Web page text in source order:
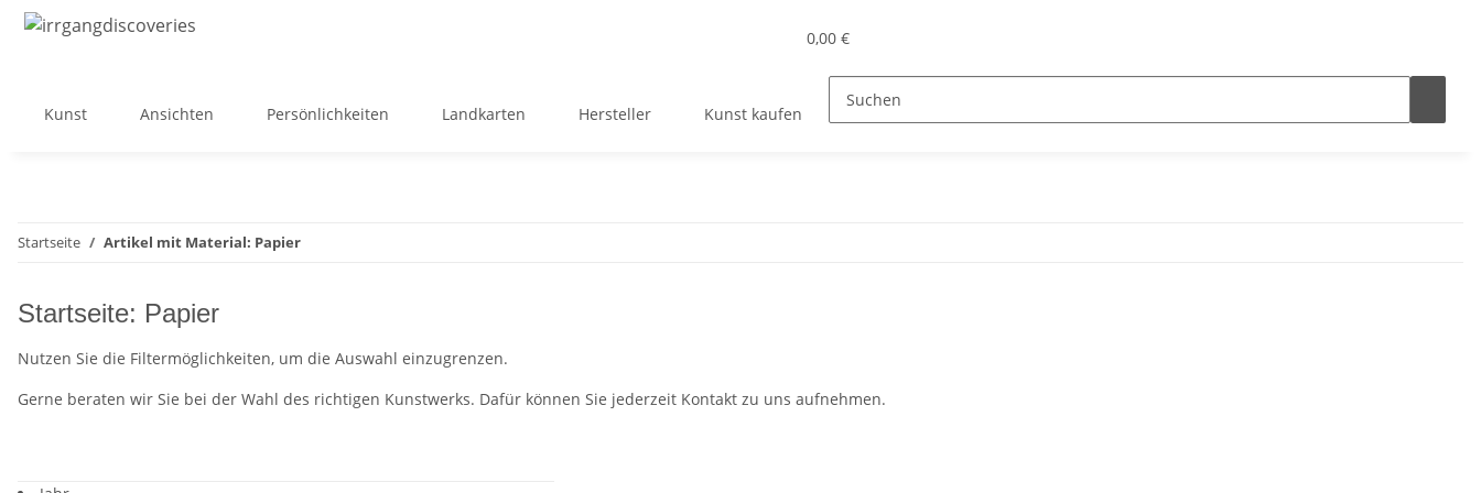
0,00 €
Kunst Ansichten Persönlichkeiten Landkarten Hersteller Kunst kaufen
Startseite Artikel mit Material: Papier
Startseite: Papier
Nutzen Sie die Filtermöglichkeiten, um die Auswahl einzugrenzen.
Gerne beraten wir Sie bei der Wahl des richtigen Kunstwerks. Dafür können Sie jederzeit Kontakt zu uns aufnehmen.